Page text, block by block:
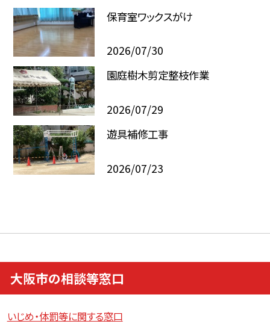
保育室ワックスがけ
2026/07/30
園庭樹木剪定整枝作業
2026/07/29
遊具補修工事
2026/07/23
大阪市の相談等窓口
いじめ・体罰等に関する窓口